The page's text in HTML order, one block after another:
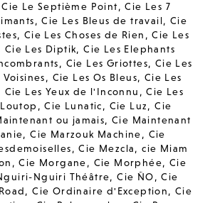
Cie Le Septième Point,Cie Les 7
,Cie Les Bleus de travail, Cie
, Cie Les Choses de Rien ,Cie Les
Cie Les Diptik,Cie Les Elephants
, Cie Les Griottes, Cie Les
, Cie Les Os Bleus, Cie Les
Cie Les Yeux de l'Inconnu ,Cie Les
,Cie Lunatic, Cie Luz,Cie
ou jamais,Cie Maintenant
,Cie Marzouk Machine, Cie
,Cie Mezcla,cie Miam
,Cie Morgane, Cie Morphée, Cie
Nguiri Théâtre,Cie ÑO,Cie
,Cie Ordinaire d'Exception,Cie